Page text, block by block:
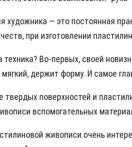
художника — это постоянная
при изготовлении
техника? Во-первых, своей
держит форму. И самое
твердых поверхностей и
вспомогательных
живописи очень